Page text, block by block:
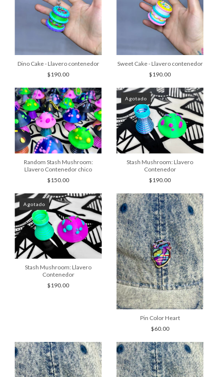
Dino Cake - Llavero contenedor
$190.00
Sweet Cake - Llavero contenedor
$190.00
Random Stash Mushroom:
Llavero Contenedor chico
$150.00
Agotado
Stash Mushroom: Llavero
Contenedor
$190.00
Agotado
Stash Mushroom: Llavero
Contenedor
$190.00
Pin Color Heart
$60.00